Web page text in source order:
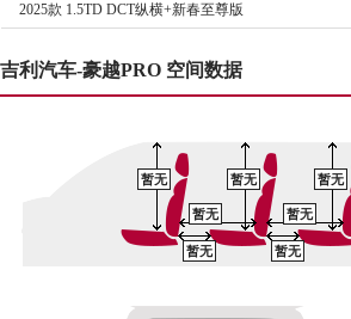
2025款 1.5TD DCT纵横+新春至尊版
吉利汽车-豪越PRO 空间数据
暂无 暂无 暂无
暂无
暂无 暂无
暂无